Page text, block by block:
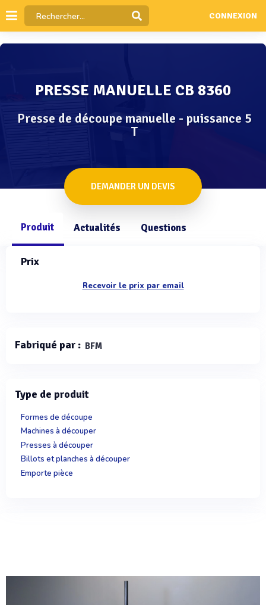
CONNEXION
PRESSE MANUELLE CB 8360
Presse de découpe manuelle - puissance 5
T
DEMANDER UN DEVIS
Produit Actualités Questions
Prix
Recevoir le prix par email
Fabriqué par : BFM
Type de produit
Formes de découpe
Machines à découper
Presses à découper
Billots et planches à découper
Emporte pièce